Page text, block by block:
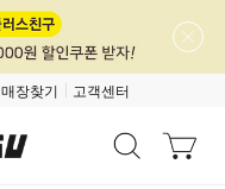
매장찾기 고객센터